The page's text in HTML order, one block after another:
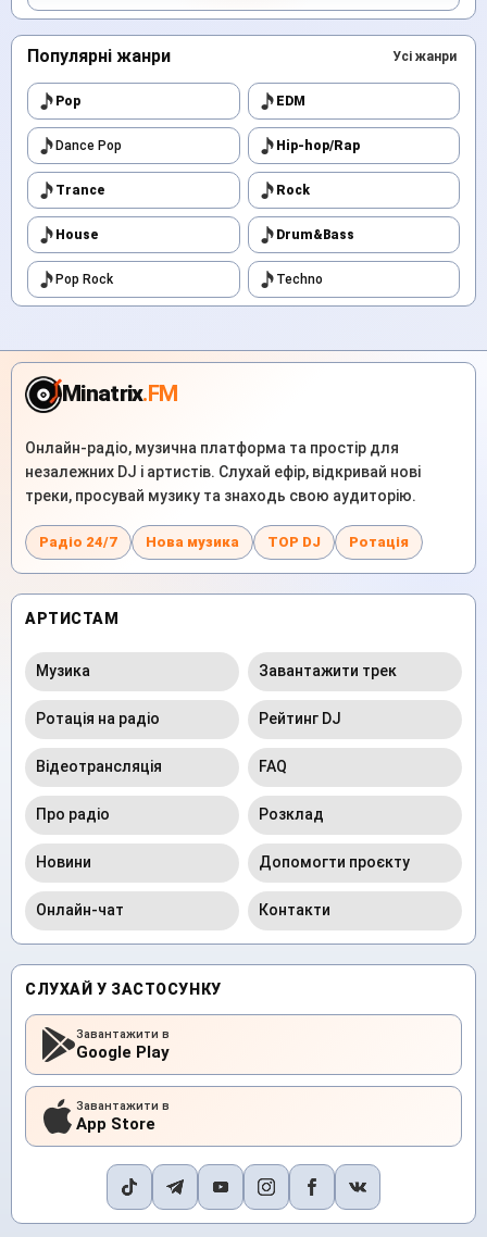
Популярні жанри Усі жанри
Pop EDM
Dance Pop Hip-hop/Rap
Trance Rock
House Drum&Bass
Pop Rock Techno
Minatrix.FM
Онлайн-радіо, музична платформа та простір для
незалежних DJ і артистів. Слухай ефір, відкривай нові
треки, просувай музику та знаходь свою аудиторію.
Радіо 24/7 Нова музика TOP DJ Ротація
АРТИСТАМ
Музика Завантажити трек
Ротація на радіо Рейтинг DJ
Відеотрансляція FAQ
Про радіо Розклад
Новини Допомогти проєкту
Онлайн-чат Контакти
СЛУХАЙ У ЗАСТОСУНКУ
Завантажити в
Google Play
Завантажити в
App Store